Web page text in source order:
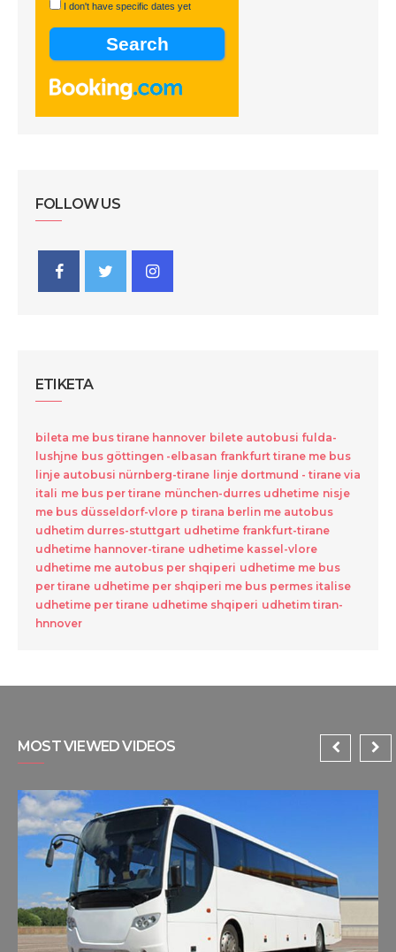
I don't have specific dates yet
FOLLOW US
ETIKETA
bileta me bus tirane hannover bilete autobusi fulda-
lushjne bus göttingen -elbasan frankfurt tirane me bus
linje autobusi nürnberg-tirane linje dortmund - tirane via
itali me bus per tirane münchen-durres udhetime nisje
me bus düsseldorf-vlore p tirana berlin me autobus
udhetim durres-stuttgart udhetime frankfurt-tirane
udhetime hannover-tirane udhetime kassel-vlore
udhetime me autobus per shqiperi udhetime me bus
per tirane udhetime per shqiperi me bus permes italise
udhetime per tirane udhetime shqiperi udhetim tiran-
hnnover
MOST VIEWED VIDEOS